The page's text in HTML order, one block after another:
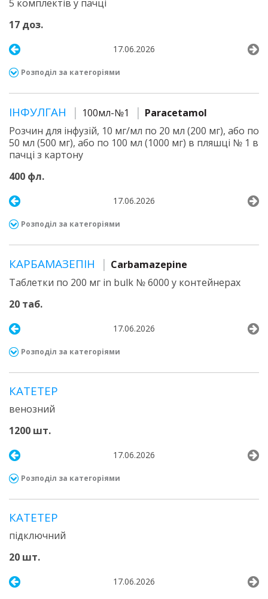
5 комплектів у пачці
17 доз.
17.06.2026
Розподіл за категоріями
ІНФУЛГАН 100мл-№1
Paracetamol
Розчин для інфузій, 10 мг/мл по 20 мл (200 мг), або по
50 мл (500 мг), або по 100 мл (1000 мг) в пляшці № 1 в
пачці з картону
400 фл.
17.06.2026
Розподіл за категоріями
КАРБАМАЗЕПІН
Carbamazepine
Таблетки по 200 мг in bulk № 6000 у контейнерах
20 таб.
17.06.2026
Розподіл за категоріями
КАТЕТЕР
венозний
1200 шт.
17.06.2026
Розподіл за категоріями
КАТЕТЕР
підключний
20 шт.
17.06.2026